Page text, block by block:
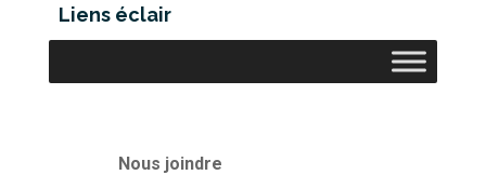
Liens éclair
Nous joindre